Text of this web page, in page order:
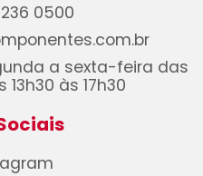
0500
a sexta-feira das
13h30 às 17h30